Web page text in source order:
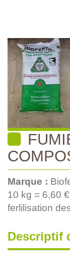
Marque :
10 kg = 6,60
ferlilisation
Descriptif